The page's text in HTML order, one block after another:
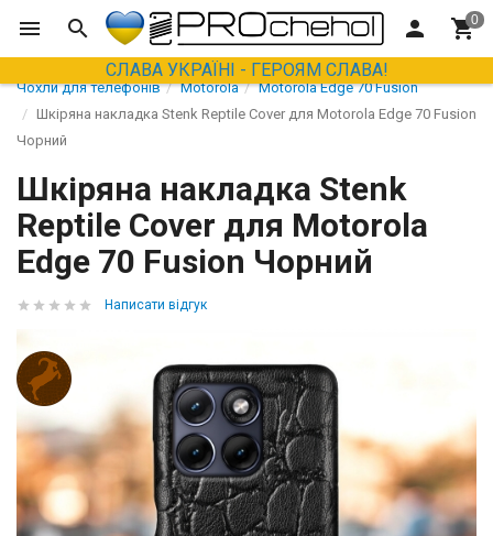
СЛАВА УКРАЇНІ - ГЕРОЯМ СЛАВА!
Чохли для телефонів Motorola
Motorola Edge 70 Fusion
Шкіряна накладка Stenk Reptile Cover для Motorola Edge 70 Fusion
Чорний
Шкіряна накладка Stenk
Reptile Cover для Motorola
Edge 70 Fusion Чорний
Написати відгук